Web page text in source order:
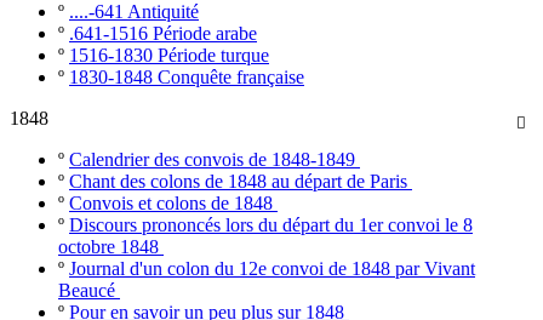
º ....-641 Antiquité
º .641-1516 Période arabe
º 1516-1830 Période turque
º 1830-1848 Conquête française

1848
º Calendrier des convois de 1848-1849
º Chant des colons de 1848 au départ de Paris
º Convois et colons de 1848
º Discours prononcés lors du départ du 1er convoi le 8
octobre 1848
º Journal d'un colon du 12e convoi de 1848 par Vivant
Beaucé
º Pour en savoir un peu plus sur 1848